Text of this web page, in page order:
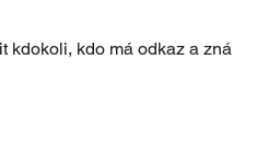
kdokoli, kdo má odkaz a zná